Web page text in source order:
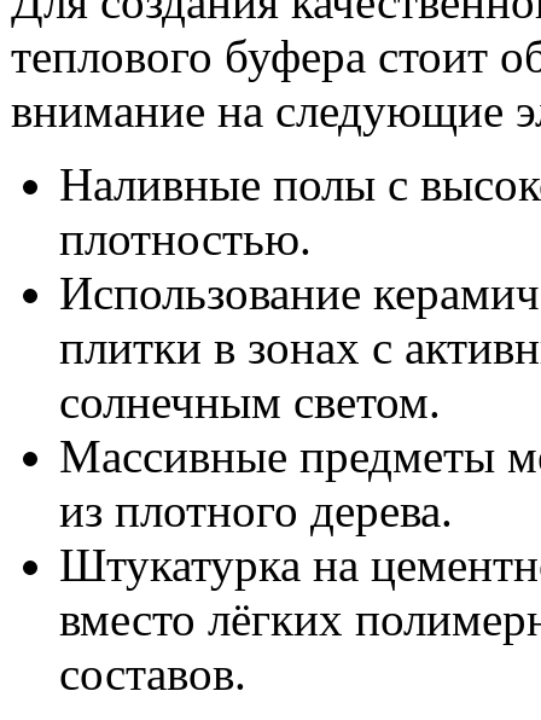
теплового буфера стоит
внимание на следующие
Наливные полы с
плотностью.
Использование
плитки в зонах с
солнечным светом.
Массивные предметы
из плотного дерева.
Штукатурка на
вместо лёгких
составов.